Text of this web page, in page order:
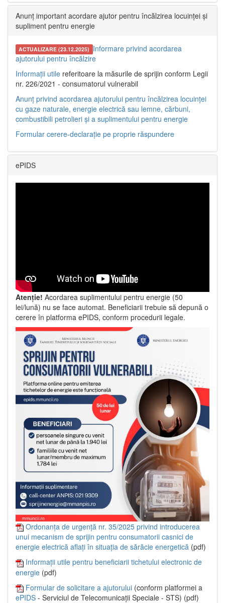
Anunț important acordare ajutor pentru încălzirea locuinței și
supliment pentru energie
ACTUALIZARE (23.12.2025) Informare privind acordarea
ajutorului pentru încălzire
Informații utile referitoare la măsurile de sprijin conform Legii
nr. 226/2021 - consumatorul vulnerabil
Anunț privind acordarea ajutorului pentru încălzirea locuinței
cu gaze naturale, energie electrică sau lemne, cărbuni,
combustibili petrolieri și a suplimentului pentru energie
Formular cerere-declarație pe proprie răspundere
ePIDS
Atenție! Acordarea suplimentului pentru energie (50
lei/lună) nu se face automat. Beneficiarii trebuie să depună o
cerere în platforma ePIDS, conform procedurii legale.
Ordonanța de urgență nr. 35/2025 privind introducerea
unui mecanism de sprijin pentru consumatorii casnici de
energie electrică aflați în situația de sărăcie energetică (pdf)
Informații utile pentru beneficiarii tichetului electronic de
energie (pdf)
Formular de solicitare a ajutorului (conform platformei a
ePIDS - Serviciul de Telecomunicații Speciale - STS) (pdf)